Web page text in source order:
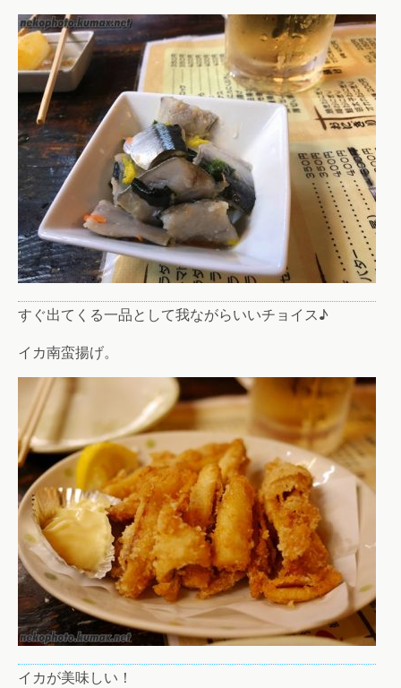
すぐ出てくる一品として我ながらいいチョイス♪
イカ南蛮揚げ。
イカが美味しい！